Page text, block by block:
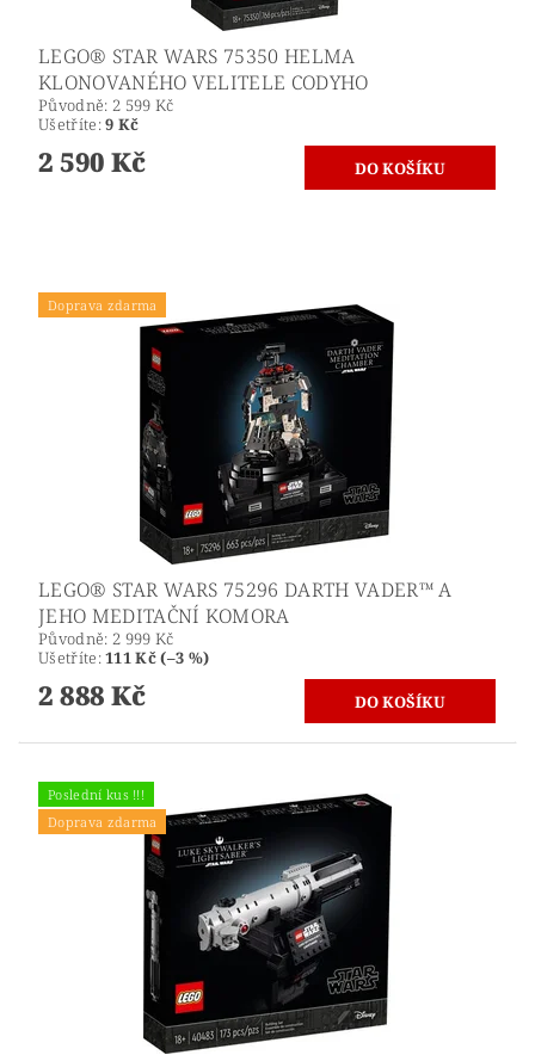
LEGO® STAR WARS 75350 HELMA
KLONOVANÉHO VELITELE CODYHO
Původně: 2 599 Kč
Ušetříte:9 Kč
2 590 Kč
Doprava zdarma
LEGO® STAR WARS 75296 DARTH VADER™ A
JEHO MEDITAČNÍ KOMORA
Původně: 2 999 Kč
Ušetříte:111 Kč (–3 %)
2 888 Kč
Poslední kus !!!
Doprava zdarma